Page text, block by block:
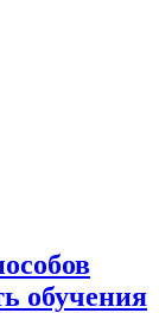
обучения